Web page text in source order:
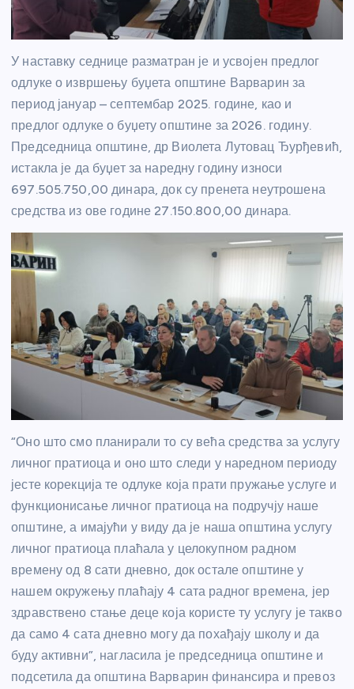
У наставку седнице разматран је и усвојен предлог
одлуке о извршењу буџета општине Варварин за
период јануар – септембар 2025. године, као и
предлог одлуке о буџету општине за 2026. годину.
Председница општине, др Виолета Лутовац Ђурђевић,
истакла је да буџет за наредну годину износи
697.505.750,00 динара, док су пренета неутрошена
средства из ове године 27.150.800,00 динара.
“Оно што смо планирали то су већа средства за услугу
личног пратиоца и оно што следи у наредном периоду
јесте корекција те одлуке која прати пружање услуге и
функционисање личног пратиоца на подручју наше
општине, а имајући у виду да је наша општина услугу
личног пратиоца плаћала у целокупном радном
времену од 8 сати дневно, док остале општине у
нашем окружењу плаћају 4 сата радног времена, јер
здравствено стање деце која користе ту услугу је такво
да само 4 сата дневно могу да похађају школу и да
буду активни”, нагласила је председница општине и
подсетила да општина Варварин финансира и превоз